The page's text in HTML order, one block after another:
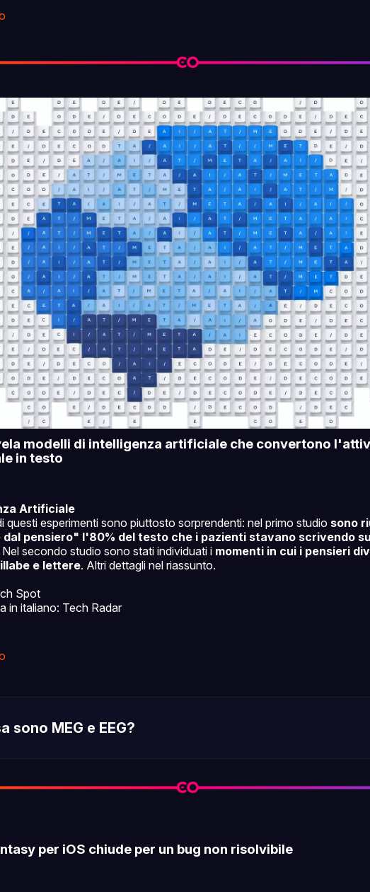
modelli di intelligenza artificiale che convertono
in testo
Artificiale
questi esperimenti sono piuttosto sorprendenti: nel primo studio sono
dal pensiero" l'80% del testo che i pazienti stavano scrivendo
Nel secondo studio sono stati individuati i momenti in cui i pensieri
e lettere. Altri dettagli nel riassunto.
Spot
in italiano: Tech Radar
sono MEG e EEG?
per iOS chiude per un bug non risolvibile